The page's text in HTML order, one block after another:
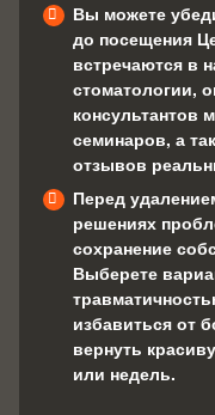
Вы можете
до посещения
встречаются в
стоматологии,
консультантов
семинаров, а
отзывов
Перед
решениях
сохранение
Выберете
избавиться от
вернуть
или недель.